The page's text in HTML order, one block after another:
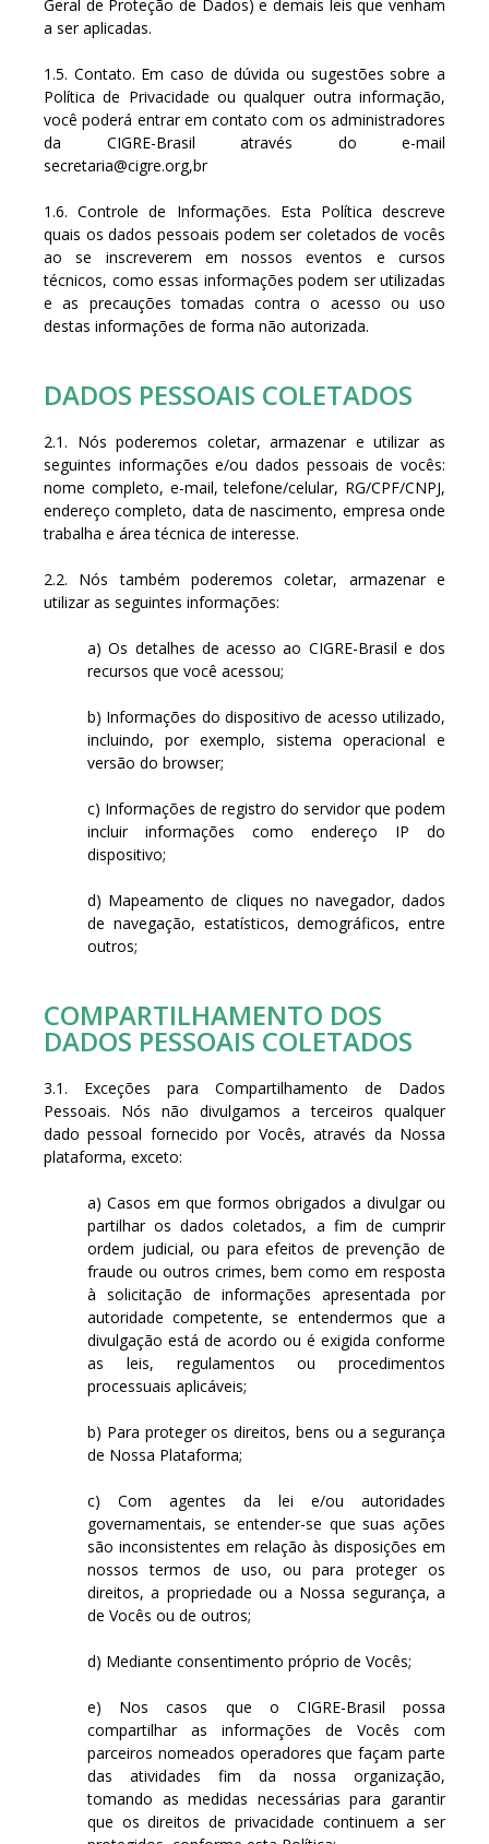
Geral de Proteção de Dados) e demais leis que venham
a ser aplicadas.
1.5. Contato. Em caso de dúvida ou sugestões sobre a
Política de Privacidade ou qualquer outra informação,
você poderá entrar em contato com os administradores
da CIGRE-Brasil através do e-mail
secretaria@cigre.org,br
1.6. Controle de Informações. Esta Política descreve
quais os dados pessoais podem ser coletados de vocês
ao se inscreverem em nossos eventos e cursos
técnicos, como essas informações podem ser utilizadas
e as precauções tomadas contra o acesso ou uso
destas informações de forma não autorizada.
DADOS PESSOAIS COLETADOS
2.1. Nós poderemos coletar, armazenar e utilizar as
seguintes informações e/ou dados pessoais de vocês:
nome completo, e-mail, telefone/celular, RG/CPF/CNPJ,
endereço completo, data de nascimento, empresa onde
trabalha e área técnica de interesse.
2.2. Nós também poderemos coletar, armazenar e
utilizar as seguintes informações:
a) Os detalhes de acesso ao CIGRE-Brasil e dos
recursos que você acessou;
b) Informações do dispositivo de acesso utilizado,
incluindo, por exemplo, sistema operacional e
versão do browser;
c) Informações de registro do servidor que podem
incluir informações como endereço IP do
dispositivo;
d) Mapeamento de cliques no navegador, dados
de navegação, estatísticos, demográficos, entre
outros;
COMPARTILHAMENTO DOS
DADOS PESSOAIS COLETADOS
3.1. Exceções para Compartilhamento de Dados
Pessoais. Nós não divulgamos a terceiros qualquer
dado pessoal fornecido por Vocês, através da Nossa
plataforma, exceto:
a) Casos em que formos obrigados a divulgar ou
partilhar os dados coletados, a fim de cumprir
ordem judicial, ou para efeitos de prevenção de
fraude ou outros crimes, bem como em resposta
à solicitação de informações apresentada por
autoridade competente, se entendermos que a
divulgação está de acordo ou é exigida conforme
as leis, regulamentos ou procedimentos
processuais aplicáveis;
b) Para proteger os direitos, bens ou a segurança
de Nossa Plataforma;
c) Com agentes da lei e/ou autoridades
governamentais, se entender-se que suas ações
são inconsistentes em relação às disposições em
nossos termos de uso, ou para proteger os
direitos, a propriedade ou a Nossa segurança, a
de Vocês ou de outros;
d) Mediante consentimento próprio de Vocês;
e) Nos casos que o CIGRE-Brasil possa
compartilhar as informações de Vocês com
parceiros nomeados operadores que façam parte
das atividades fim da nossa organização,
tomando as medidas necessárias para garantir
que os direitos de privacidade continuem a ser